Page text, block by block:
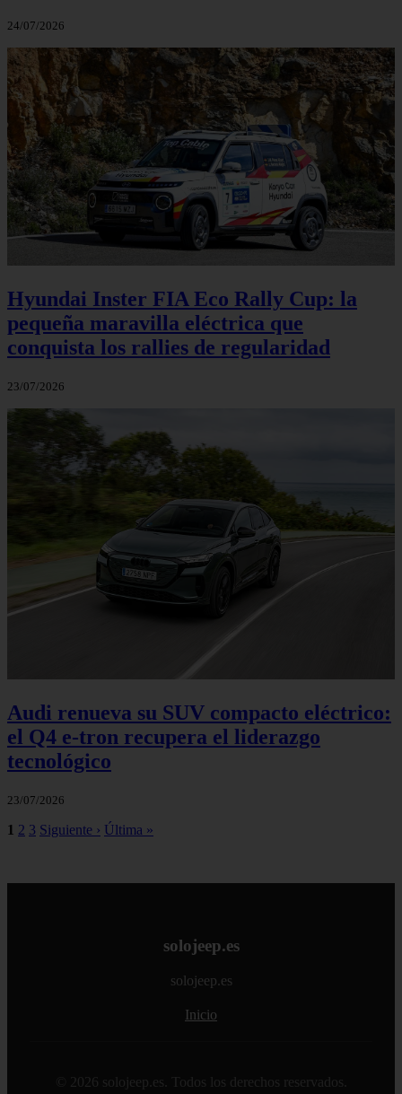
24/07/2026
Hyundai Inster FIA Eco Rally Cup: la
pequeña maravilla eléctrica que
conquista los rallies de regularidad
23/07/2026
Audi renueva su SUV compacto eléctrico:
el Q4 e‑tron recupera el liderazgo
tecnológico
23/07/2026
1 2 3 Siguiente › Última »
solojeep.es
solojeep.es
Inicio
© 2026 solojeep.es. Todos los derechos reservados.